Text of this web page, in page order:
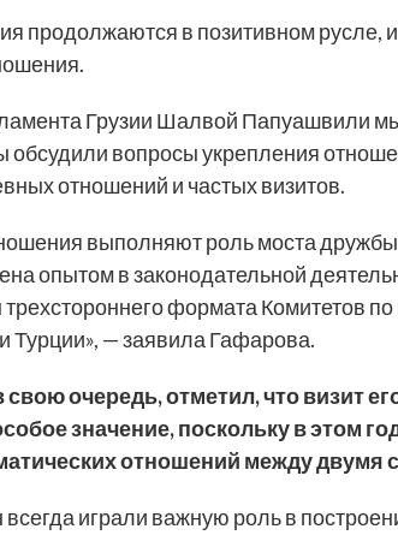
продолжаются в позитивном русле,
Грузии Шалвой Папуашвили
обсудили вопросы укрепления
отношений и частых визитов.
выполняют роль моста
опытом в законодательной
формата Комитетов
Турции», — заявила Гафарова.
очередь, отметил, что визит
значение, поскольку в этом
отношений между двумя
играли важную роль в